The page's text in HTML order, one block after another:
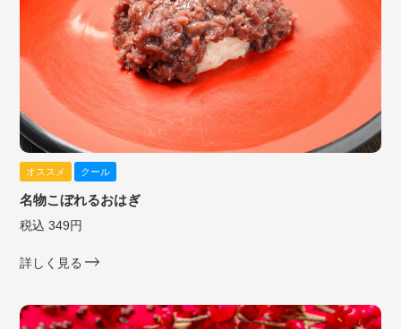
オススメ クール
名物こぼれるおはぎ
税込 349円
詳しく見る